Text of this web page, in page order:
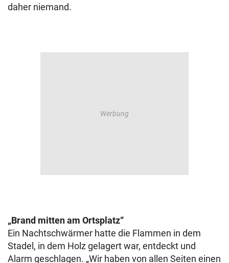
daher niemand.
„Brand mitten am Ortsplatz“
Ein Nachtschwärmer hatte die Flammen in dem
Stadel, in dem Holz gelagert war, entdeckt und
Alarm geschlagen. „Wir haben von allen Seiten einen